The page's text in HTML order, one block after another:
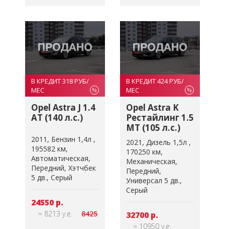
В КРЕДИТ 318 РУБ/
МЕС
%
Opel Astra J 1.4
AT (140 л.с.)
2011
Бензин 1,4л
195582 км
Автоматическая
Передний Хэтчбек
5 дв. Серый
24550 р.
≈ 8213 у.е. 8425
В КРЕДИТ 424 РУБ/
МЕС
%
Opel Astra K
Рестайлинг 1.5
MT (105 л.с.)
2021 Дизель 1,5л
170250 км
Механическая
Передний
Универсал 5 дв.
Серый
32700 р.
≈ 10950 у.е.